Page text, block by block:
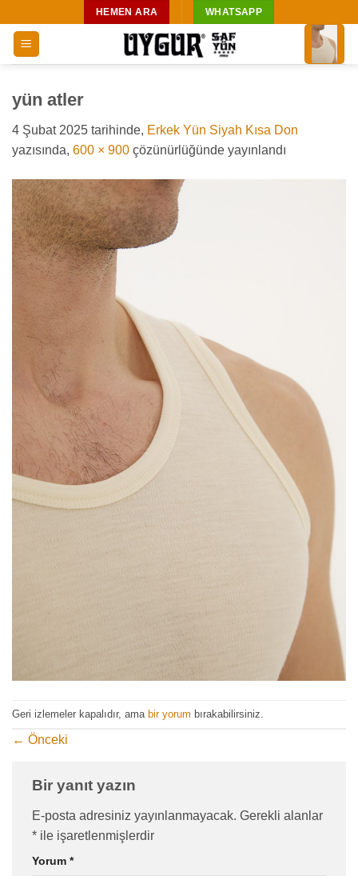
atla
HEMEN ARA WHATSAPP
yün atler
4 Şubat 2025 tarihinde, Erkek Yün Siyah Kısa Don
yazısında, 600 × 900 çözünürlüğünde yayınlandı
Geri izlemeler kapalıdır, ama bir yorum bırakabilirsiniz.
← Önceki
Bir yanıt yazın
E-posta adresiniz yayınlanmayacak. Gerekli alanlar
* ile işaretlenmişlerdir
Yorum *